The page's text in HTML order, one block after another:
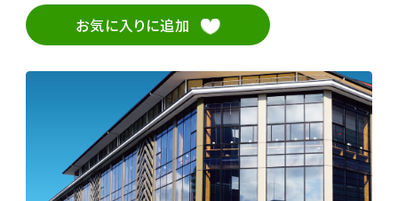
お気に入りに追加